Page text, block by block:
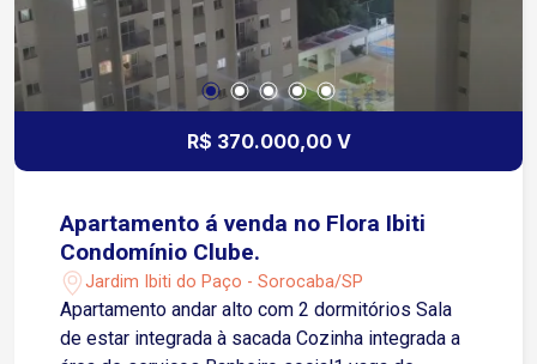
R$ 370.000,00 V
Apartamento á venda no Flora Ibiti
Condomínio Clube.
Jardim Ibiti do Paço - Sorocaba/SP
Apartamento andar alto com 2 dormitórios Sala
de estar integrada à sacada Cozinha integrada a